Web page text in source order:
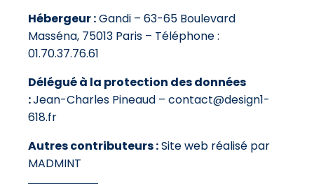
Hébergeur :Gandi – 63-65 Boulevard
Masséna, 75013 Paris – Téléphone :
01.70.37.76.61
Délégué à la protection des données
:Jean-Charles Pineaud – contact@design1-
618.fr
Autres contributeurs :Site web réalisé par
MADMINT